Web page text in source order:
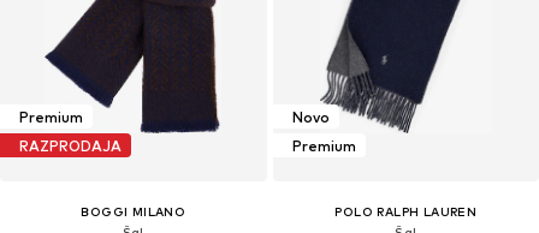
Premium
RAZPRODAJA
BOGGI MILANO
Novo
Premium
POLO RALPH LAUREN